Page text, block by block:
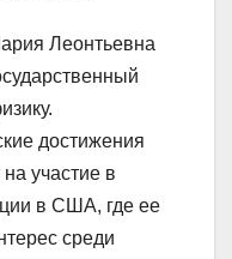
Леонтьевна
достижения
участие в
в США, где ее
среди